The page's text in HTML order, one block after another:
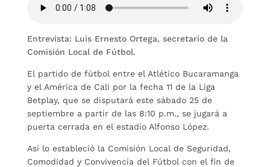
Entrevista: Luis Ernesto Ortega, secretario de la
Comisión Local de Fútbol.
El partido de fútbol entre el Atlético Bucaramanga
y el América de Cali por la fecha 11 de la Liga
Betplay, que se disputará este sábado 25 de
septiembre a partir de las 8:10 p.m., se jugará a
puerta cerrada en el estadio Alfonso López.
Así lo estableció la Comisión Local de Seguridad,
Comodidad y Convivencia del Fútbol con el fin de